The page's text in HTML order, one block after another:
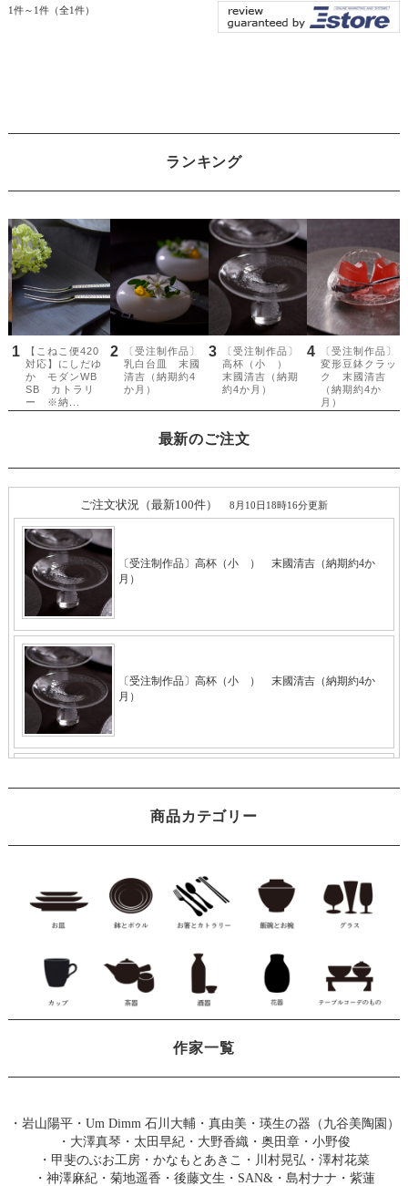
1件～1件（全1件）
ランキング
最新のご注文
商品カテゴリー
作家一覧
・ 岩山陽平・ Um Dimm 石川大輔・真由美 ・ 瑛生の器（九谷美陶園）
・ 大澤真琴 ・ 太田早紀 ・ 大野香織 ・ 奥田章 ・ 小野俊
・ 甲斐のぶお工房 ・ かなもとあきこ ・ 川村晃弘 ・ 澤村花菜
・ 神澤麻紀・ 菊地遥香 ・ 後藤文生 ・ SAN& ・ 島村ナナ ・ 紫蓮